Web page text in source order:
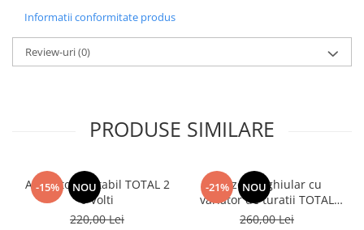
Informatii conformitate produs
Review-uri(0)
PRODUSE SIMILARE
-15% NOU
Aspirator portabil TOTAL 2
0 Volti
220,00 Lei
-21% NOU
Polizor unghiular cu
variator de turatii TOTAL
TG1121256-3, 1010W,
260,00 Lei